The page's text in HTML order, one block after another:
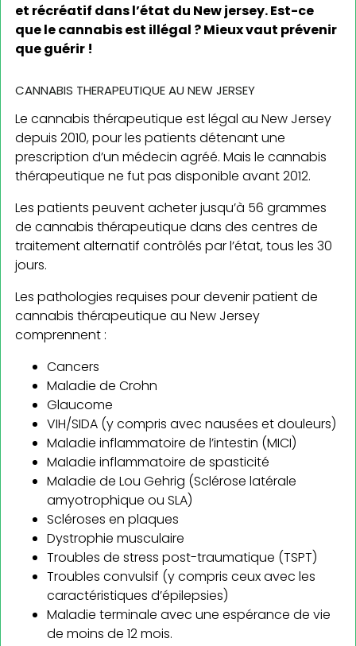
et récréatif dans l’état du New jersey. Est-ce
que le cannabis est illégal ? Mieux vaut prévenir
que guérir !
CANNABIS THERAPEUTIQUE AU NEW JERSEY
Le cannabis thérapeutique est légal au New Jersey
depuis 2010, pour les patients détenant une
prescription d’un médecin agréé. Mais le cannabis
thérapeutique ne fut pas disponible avant 2012.
Les patients peuvent acheter jusqu’à 56 grammes
de cannabis thérapeutique dans des centres de
traitement alternatif contrôlés par l’état, tous les 30
jours.
Les pathologies requises pour devenir patient de
cannabis thérapeutique au New Jersey
comprennent :
Cancers
Maladie de Crohn
Glaucome
VIH/SIDA (y compris avec nausées et douleurs)
Maladie inflammatoire de l’intestin (MICI)
Maladie inflammatoire de spasticité
Maladie de Lou Gehrig (Sclérose latérale
amyotrophique ou SLA)
Scléroses en plaques
Dystrophie musculaire
Troubles de stress post-traumatique (TSPT)
Troubles convulsif (y compris ceux avec les
caractéristiques d’épilepsies)
Maladie terminale avec une espérance de vie
de moins de 12 mois.